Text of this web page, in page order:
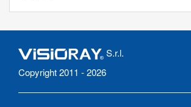
S.r.l.
Copyright 2011 - 2026